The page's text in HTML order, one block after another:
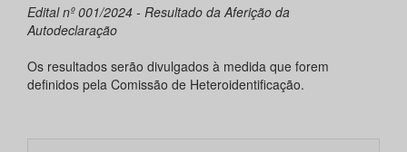
Edital nº 001/2024 - Resultado da Aferição da
Autodeclaração
Os resultados serão divulgados à medida que forem
definidos pela Comissão de Heteroidentificação.